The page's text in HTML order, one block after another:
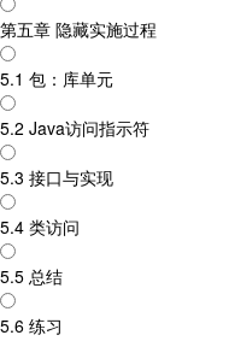
第五章 隐藏实施过程
5.1 包：库单元
5.2 Java访问指示符
5.3 接口与实现
5.4 类访问
5.5 总结
5.6 练习